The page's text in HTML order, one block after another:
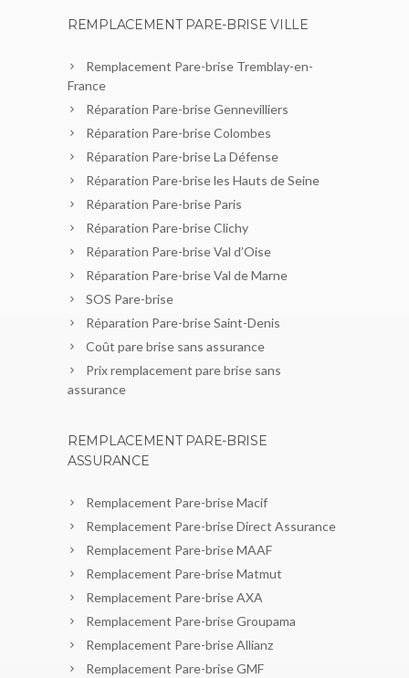
REMPLACEMENT PARE-BRISE VILLE
Remplacement Pare-brise Tremblay-en-
France
Réparation Pare-brise Gennevilliers
Réparation Pare-brise Colombes
Réparation Pare-brise La Défense
Réparation Pare-brise les Hauts de Seine
Réparation Pare-brise Paris
Réparation Pare-brise Clichy
Réparation Pare-brise Val d’Oise
Réparation Pare-brise Val de Marne
SOS Pare-brise
Réparation Pare-brise Saint-Denis
Coût pare brise sans assurance
Prix remplacement pare brise sans
assurance
REMPLACEMENT PARE-BRISE
ASSURANCE
Remplacement Pare-brise Macif
Remplacement Pare-brise Direct Assurance
Remplacement Pare-brise MAAF
Remplacement Pare-brise Matmut
Remplacement Pare-brise AXA
Remplacement Pare-brise Groupama
Remplacement Pare-brise Allianz
Remplacement Pare-brise GMF